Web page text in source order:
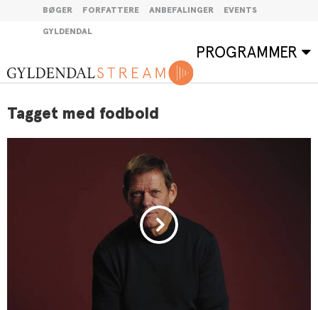
BØGER FORFATTERE ANBEFALINGER EVENTS
GYLDENDAL
PROGRAMMER
Tagget med fodbold